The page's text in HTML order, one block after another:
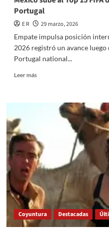
Portugal
E R
29 marzo, 2026
Empate impulsa posición
2026 registró un avance luego
Portugal national...
Leer másRead
15
FIFA
después
del
con
Portugal
Coyuntura Destacadas